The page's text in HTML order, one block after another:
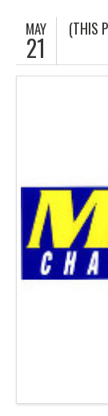
MAY
21
(THIS